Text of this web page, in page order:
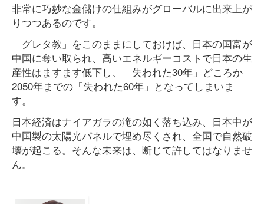
非常に巧妙な金儲けの仕組みがグローバルに出来上が
りつつあるのです。
「グレタ教」をこのままにしておけば、日本の国富が
中国に奪い取られ、高いエネルギーコストで日本の生
産性はますます低下し、「失われた30年」どころか
2050年までの「失われた60年」となってしまいま
す。
日本経済はナイアガラの滝の如く落ち込み、日本中が
中国製の太陽光パネルで埋め尽くされ、全国で自然破
壊が起こる。そんな未来は、断じて許してはなりませ
ん。